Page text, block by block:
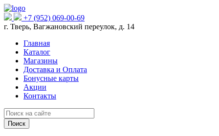
+7 (952) 069-00-69
г. Тверь, Вагжановский переулок, д. 14
Главная
Каталог
Магазины
Доставка и Оплата
Бонусные карты
Акции
Контакты
Поиск